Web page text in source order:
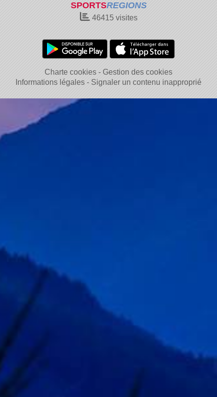
SPORTSREGIONS
46415visites
Charte cookies
Gestion des cookies
Informations légales
Signaler un contenu inapproprié